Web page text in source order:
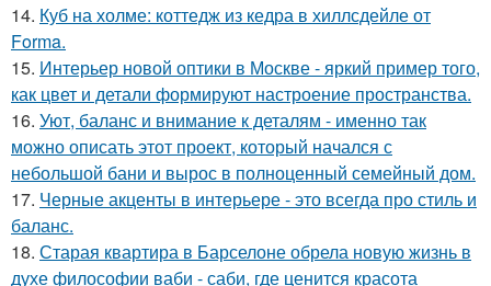
14. Куб на холме: коттедж из кедра в хиллсдейле от
Forma.
15. Интерьер новой оптики в Москве - яркий пример того,
как цвет и детали формируют настроение пространства.
16. Уют, баланс и внимание к деталям - именно так
можно описать этот проект, который начался с
небольшой бани и вырос в полноценный семейный дом.
17. Черные акценты в интерьере - это всегда про стиль и
баланс.
18. Старая квартира в Барселоне обрела новую жизнь в
духе философии ваби - саби, где ценится красота